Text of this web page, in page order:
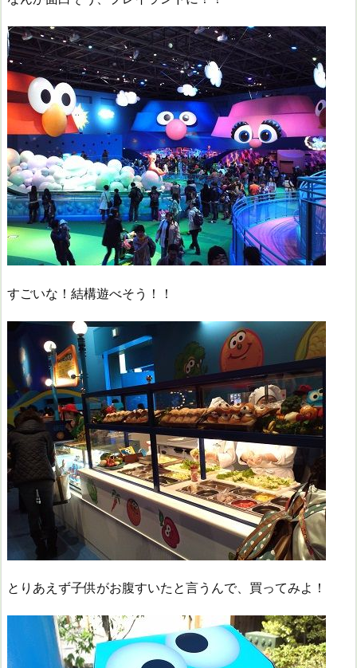
すごいな！結構遊べそう！！
とりあえず子供がお腹すいたと言うんで、買ってみよ！